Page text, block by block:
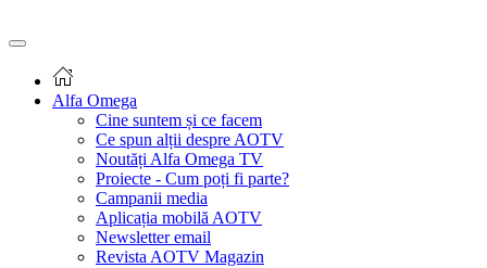
Alfa Omega
Cine suntem și ce facem
Ce spun alții despre AOTV
Noutăți Alfa Omega TV
Proiecte - Cum poți fi parte?
Campanii media
Aplicația mobilă AOTV
Newsletter email
Revista AOTV Magazin